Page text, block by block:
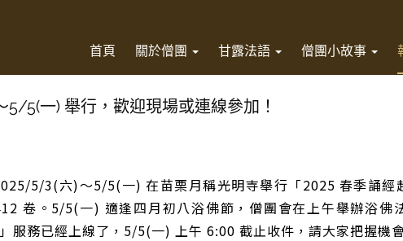
首頁 關於僧團 甘露法語 僧團小故事
5(一) 舉行，歡迎現場或連線參加！
5/3(六)～5/5(一) 在苗栗月稱光明寺舉行「2025 春季誦經
卷。5/5(一) 適逢四月初八浴佛節，僧團會在上午舉辦浴佛
服務已經上線了，5/5(一) 上午 6:00 截止收件，請大家把握機